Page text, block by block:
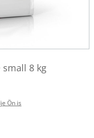
small 8 kg
Ön is